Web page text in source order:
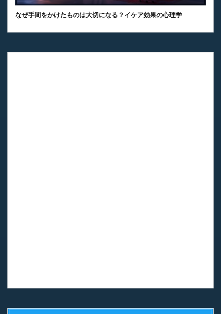
なぜ手間をかけたものは大切になる？イケア効果の心理学